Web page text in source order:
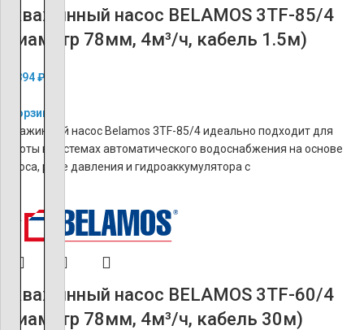
Скважинный насос BELAMOS 3TF-85/4
(диаметр 78мм, 4м³/ч, кабель 1.5м)
14 894₽
В корзину
Скважинный насос Belamos 3TF-85/4 идеально подходит для
работы в системах автоматического водоснабжения на основе
насоса, реле давления и гидроаккумулятора с
ХИТ
Скважинный насос BELAMOS 3TF-60/4
(диаметр 78мм, 4м³/ч, кабель 30м)